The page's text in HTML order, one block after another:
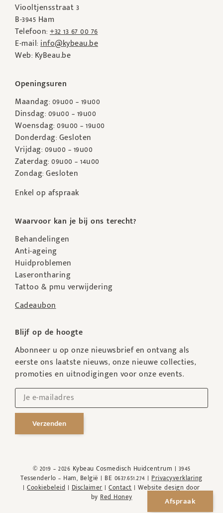
Viooltjensstraat 3
B-3945 Ham
Telefoon:+32 13 67 00 76
E-mail:info@kybeau.be
Web: KyBeau.be
Openingsuren
Maandag: 09u00 – 19u00
Dinsdag: 09u00 – 19u00
Woensdag: 09u00 – 19u00
Donderdag: Gesloten
Vrijdag: 09u00 – 19u00
Zaterdag: 09u00 – 14u00
Zondag: Gesloten
Enkel op afspraak
Waarvoor kan je bij ons terecht?
Behandelingen
Anti-ageing
Huidproblemen
Laserontharing
Tattoo & pmu verwijdering
Cadeaubon
Blijf op de hoogte
Abonneer u op onze nieuwsbrief en ontvang als
eerste ons laatste nieuws, onze nieuwe collecties,
promoties en uitnodigingen voor onze events.
Verzenden
© 2019 – 2026 Kybeau Cosmedisch Huidcentrum | 3945
Tessenderlo – Ham, België | BE 0637.651.274 |Privacyverklaring
|Cookiebeleid|Disclaimer|Contact| Website design door
by Red Honey Afspraak